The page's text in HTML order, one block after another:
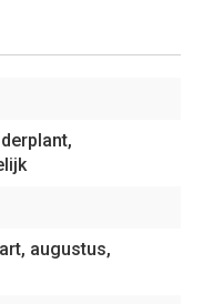
augustus,